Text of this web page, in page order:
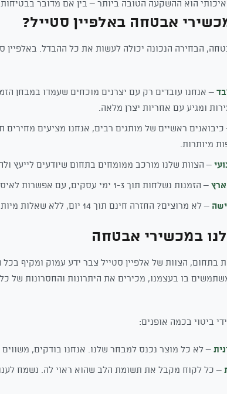
הוא ההשקעה הטובה ביותר – בין אם מדובר בבטיחות,
אבטחה באלפיין סטייל?
הבחירה הנכונה יכולה לעשות את כל ההבדל. באלפיין
– אנחנו עובדים רק עם יצרנים מוכחים שעמדו במבחן
ומגיע עם אחריות יצרן מלאה.
כיבואנים ראשיים של מותגים רבים, אנחנו מציעים
מיותרות.
– הצוות שלנו מורכב ממומחים בתחום שיודעים לייעץ
– הזמנות נשלחות תוך 1-3 ימי עסקים, עם אפשרות לאיסוף עצמי מהחנות.
– לא מרוצים? החזרה חינם תוך 14 יום, ללא שאלות מיותרות.
במכשירי אבטחה
בתחום, הצוות של אלפיין סטייל צבר ידע עמוק ומקיף
בו בעצמנו, מכירים את היתרונות והחסרונות של
ביטוי בכמה אופנים:
– לא כל מוצר נכנס למבחר שלנו. אנחנו בודקים,
– כל לקוח מקבל את תשומת הלב שהוא ראוי לה. נשמח